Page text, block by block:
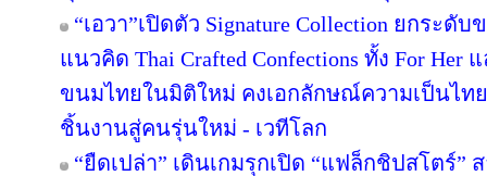
“เอวา”เปิดตัว Signature Collection ยกระ
แนวคิด Thai Crafted Confections ทั้ง For Her
ขนมไทยในมิติใหม่ คงเอกลักษณ์ความเป็นไท
ชิ้นงานสู่คนรุ่นใหม่ - เวทีโลก
“ยืดเปล่า” เดินเกมรุกเปิด “แฟล็กชิปสโตร์”